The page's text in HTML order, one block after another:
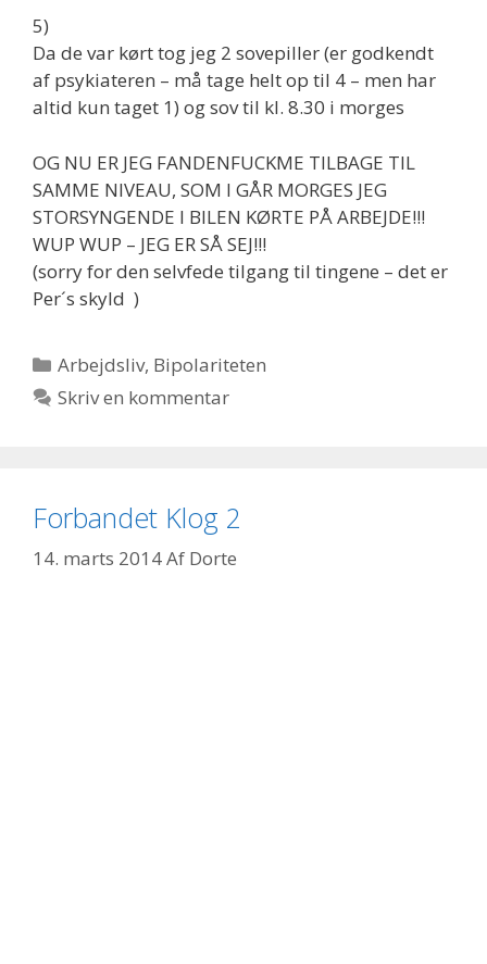
5)
Da de var kørt tog jeg 2 sovepiller (er godkendt
af psykiateren – må tage helt op til 4 – men har
altid kun taget 1) og sov til kl. 8.30 i morges
OG NU ER JEG FANDENFUCKME TILBAGE TIL
SAMME NIVEAU, SOM I GÅR MORGES JEG
STORSYNGENDE I BILEN KØRTE PÅ ARBEJDE!!!
WUP WUP – JEG ER SÅ SEJ!!!
(sorry for den selvfede tilgang til tingene – det er
Per´s skyld )
Kategorier
Arbejdsliv, Bipolariteten
Skriv en kommentar
Forbandet Klog 2
14. marts 2014Af Dorte